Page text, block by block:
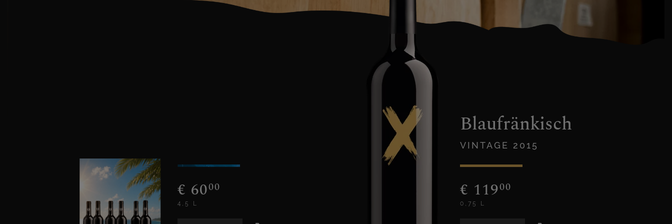
€ 6000
4,5 L
Blaufränkisch
VINTAGE 2015
€ 11900
0,75 L